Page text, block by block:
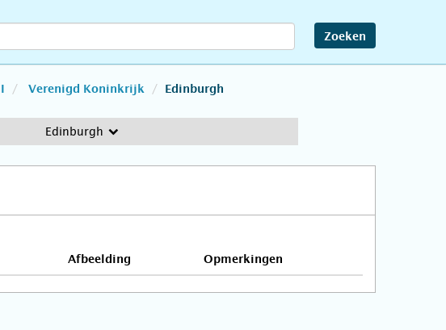
Zoeken
Verenigd Koninkrijk Edinburgh
Edinburgh
Afbeelding Opmerkingen